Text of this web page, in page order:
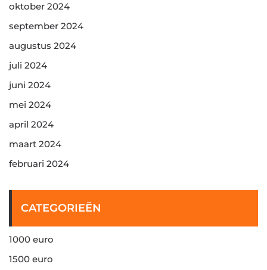
oktober 2024
september 2024
augustus 2024
juli 2024
juni 2024
mei 2024
april 2024
maart 2024
februari 2024
CATEGORIEËN
1000 euro
1500 euro